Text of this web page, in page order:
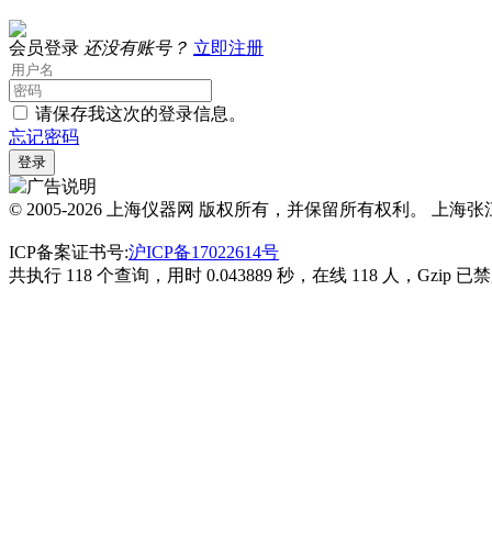
会员登录 还没有账号？ 立即注册
请保存我这次的登录信息。
忘记密码
© 2005-2026 上海仪器网 版权所有，并保留所有权利。 上海张
ICP备案证书号:沪ICP备17022614号
共执行 118 个查询，用时 0.043889 秒，在线 118 人，Gzip 已